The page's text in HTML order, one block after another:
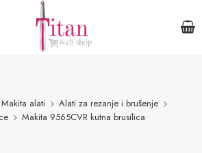
Makita alati
Alati za rezanje i brušenje
Makita 9565CVR kutna brusilica